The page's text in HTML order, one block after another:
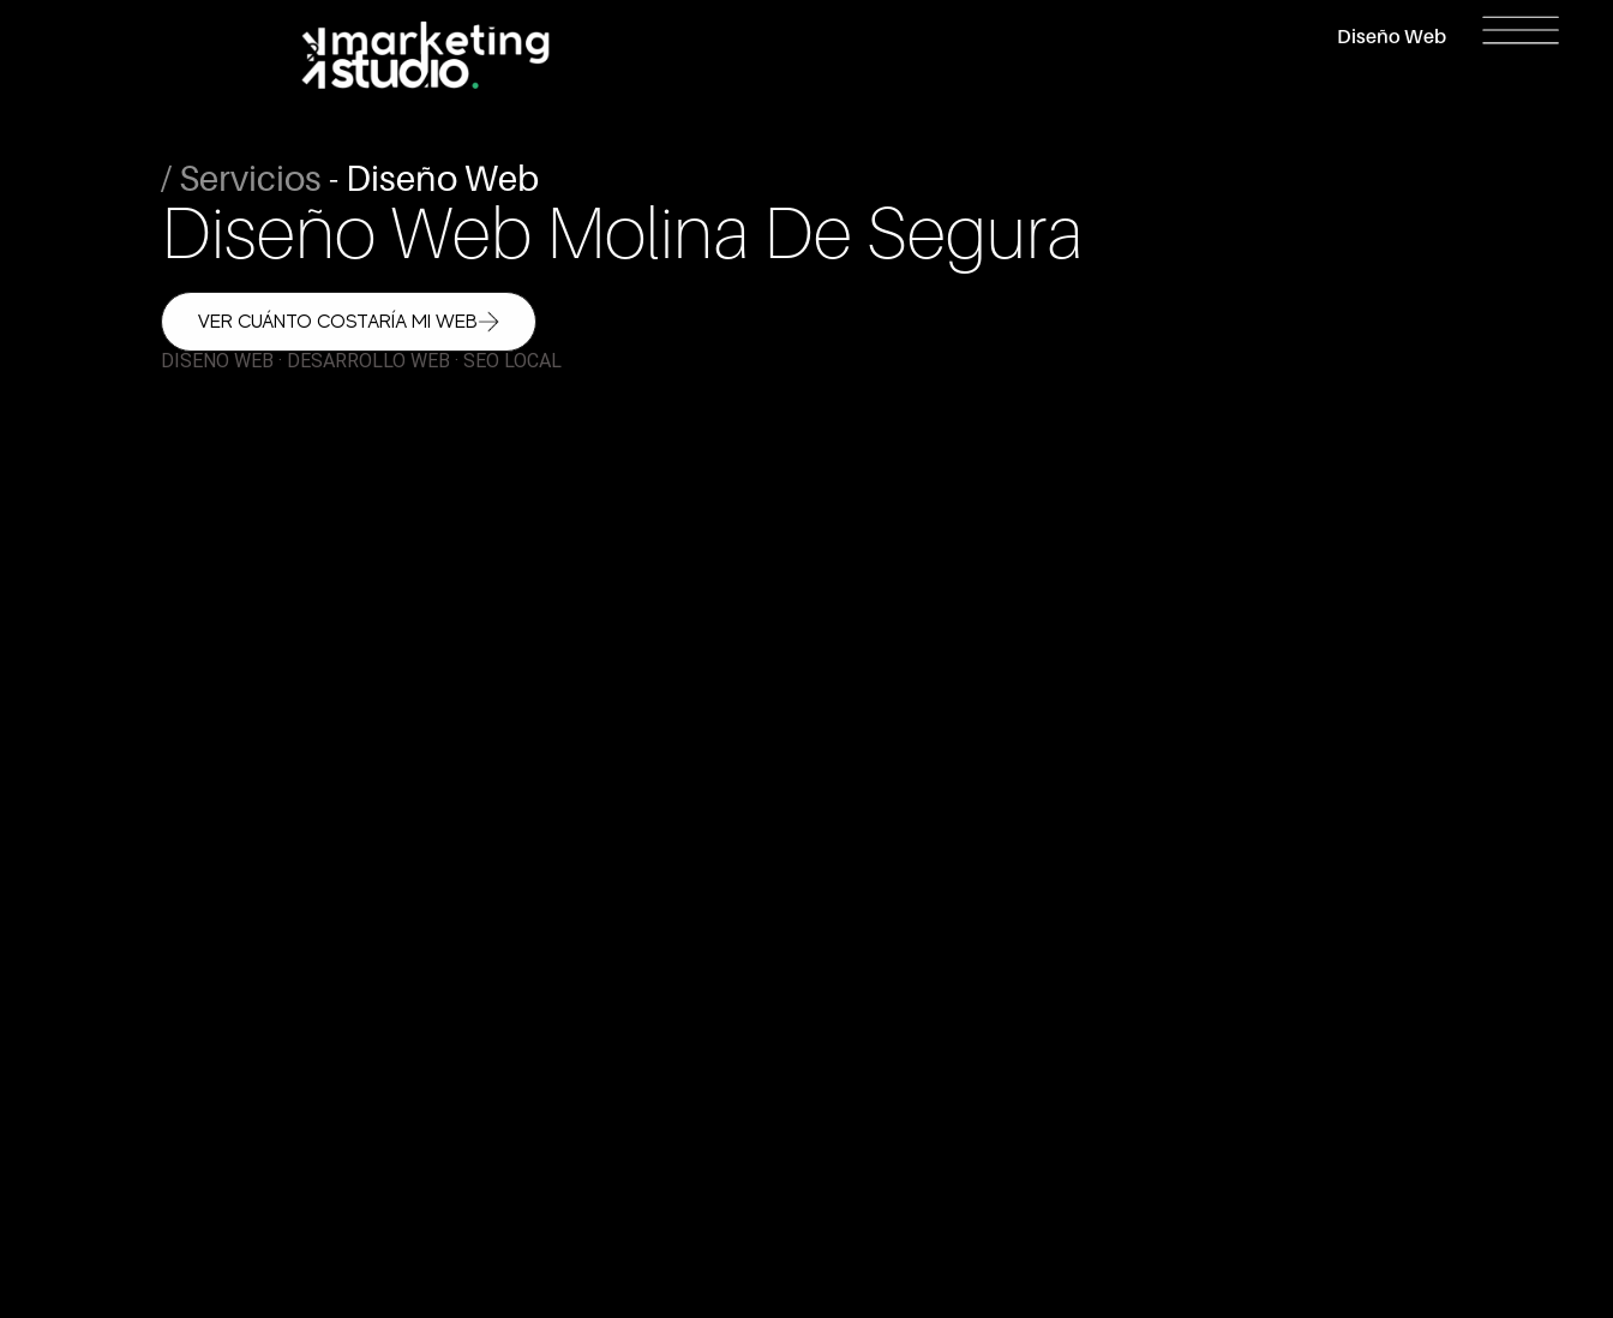
Diseño Web Open Diseño Web
/ Servicios - Diseño Web
Diseño Web Molina De Segura
VER CUÁNTO COSTARÍA MI WEB
DISEÑO WEB · DESARROLLO WEB · SEO LOCAL